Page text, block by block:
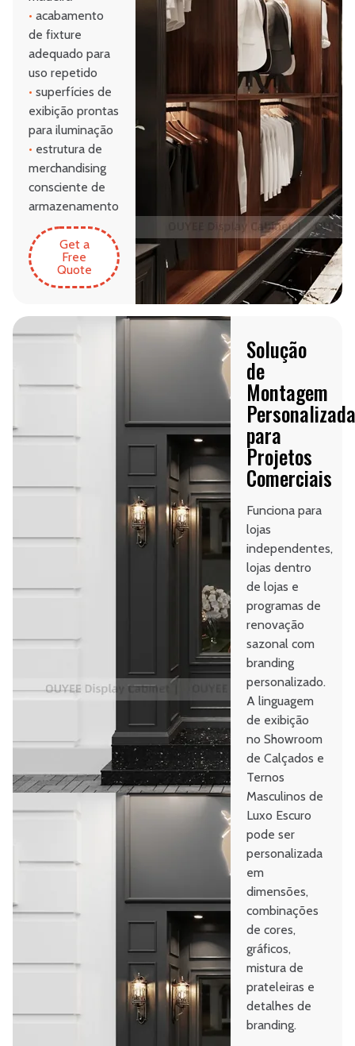
• acabamento
de fixture
adequado para
uso repetido
• superfícies de
exibição prontas
para iluminação
• estrutura de
merchandising
consciente de
armazenamento
Get a
Free
Quote
Solução
de
Montagem
para
Projetos
Comerciais
Funciona para
lojas
independentes,
lojas dentro
de lojas e
programas de
renovação
sazonal com
branding
personalizado.
A linguagem
de exibição
no Showroom
de Calçados e
Ternos
Masculinos de
Luxo Escuro
pode ser
personalizada
em
dimensões,
combinações
de cores,
gráficos,
mistura de
prateleiras e
detalhes de
branding.